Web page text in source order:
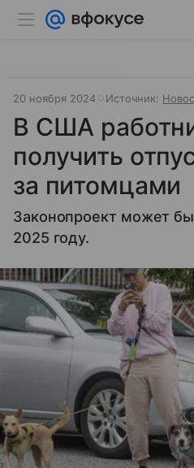
20 ноября 2024 Источник:
В США
получить
за питомцами
Законопроект может
2025 году.